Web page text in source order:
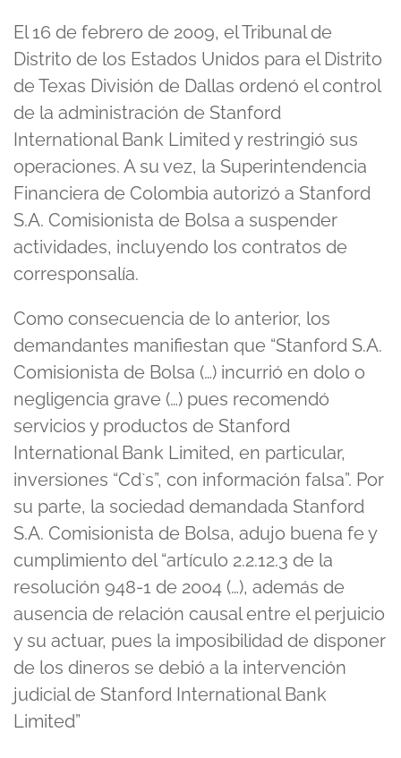
El 16 de febrero de 2009, el Tribunal de
Distrito de los Estados Unidos para el Distrito
de Texas División de Dallas ordenó el control
de la administración de Stanford
International Bank Limited y restringió sus
operaciones. A su vez, la Superintendencia
Financiera de Colombia autorizó a Stanford
S.A. Comisionista de Bolsa a suspender
actividades, incluyendo los contratos de
corresponsalía.
Como consecuencia de lo anterior, los
demandantes manifiestan que “Stanford S.A.
Comisionista de Bolsa (…) incurrió en dolo o
negligencia grave (…) pues recomendó
servicios y productos de Stanford
International Bank Limited, en particular,
inversiones “Cd`s”, con información falsa”. Por
su parte, la sociedad demandada Stanford
S.A. Comisionista de Bolsa, adujo buena fe y
cumplimiento del “artículo 2.2.12.3 de la
resolución 948-1 de 2004 (…), además de
ausencia de relación causal entre el perjuicio
y su actuar, pues la imposibilidad de disponer
de los dineros se debió a la intervención
judicial de Stanford International Bank
Limited”